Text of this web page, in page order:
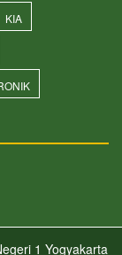
KIA
1 Yogyakarta